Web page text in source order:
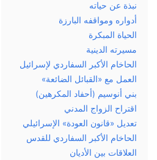
نبذة عن حياته
أدواره ومواقفه البارزة
الحياة المبكرة
مسيرته الدينية
الحاخام الأكبر السفاردي لإسرائيل
العمل مع «القبائل الضائعة»
بني أنوسيم (أحفاد المكرهين)
اقتراح الزواج المدني
تعديل «قانون العودة» الإسرائيلي
الحاخام الأكبر السفاردي للقدس
العلاقات بين الأديان